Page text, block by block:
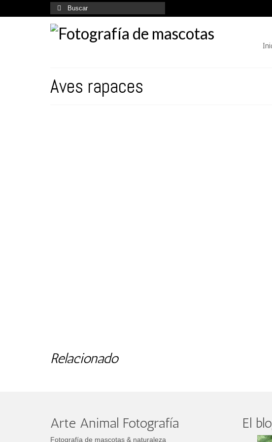
Buscar
por:
Aves rapaces
Relacionado
Arte Animal Fotografía
Fotografía de mascotas & naturaleza
El